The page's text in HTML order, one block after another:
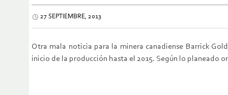
27 SEPTIEMBRE, 2013
Otra mala noticia para la minera canadiense Barrick
inicio de la producción hasta el 2015. Según lo planeado